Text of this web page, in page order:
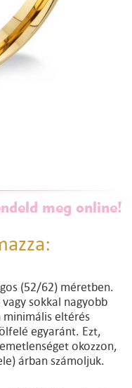
meg online!
(52/62) méretben.
sokkal nagyobb
minimális eltérés
egyaránt. Ezt,
okozzon,
árban számoljuk.